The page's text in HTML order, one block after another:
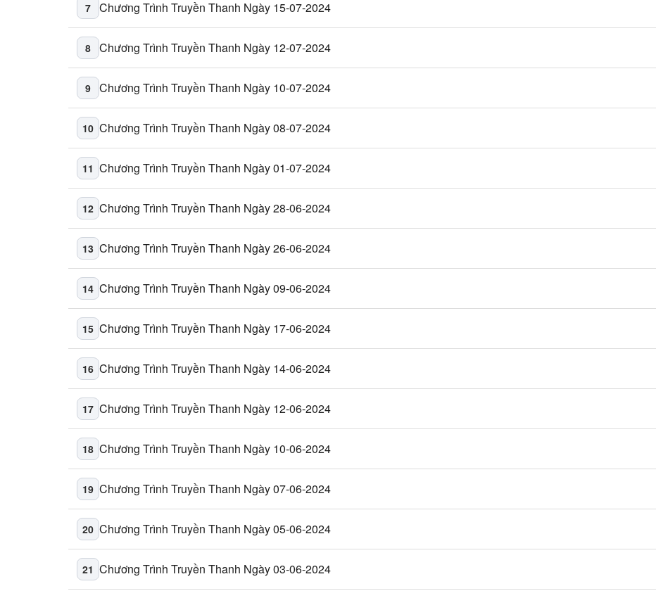
7 Chương Trình Truyền Thanh Ngày 15-07-2024
8 Chương Trình Truyền Thanh Ngày 12-07-2024
9 Chương Trình Truyền Thanh Ngày 10-07-2024
10 Chương Trình Truyền Thanh Ngày 08-07-2024
11 Chương Trình Truyền Thanh Ngày 01-07-2024
12 Chương Trình Truyền Thanh Ngày 28-06-2024
13 Chương Trình Truyền Thanh Ngày 26-06-2024
14 Chương Trình Truyền Thanh Ngày 09-06-2024
15 Chương Trình Truyền Thanh Ngày 17-06-2024
16 Chương Trình Truyền Thanh Ngày 14-06-2024
17 Chương Trình Truyền Thanh Ngày 12-06-2024
18 Chương Trình Truyền Thanh Ngày 10-06-2024
19 Chương Trình Truyền Thanh Ngày 07-06-2024
20 Chương Trình Truyền Thanh Ngày 05-06-2024
21 Chương Trình Truyền Thanh Ngày 03-06-2024